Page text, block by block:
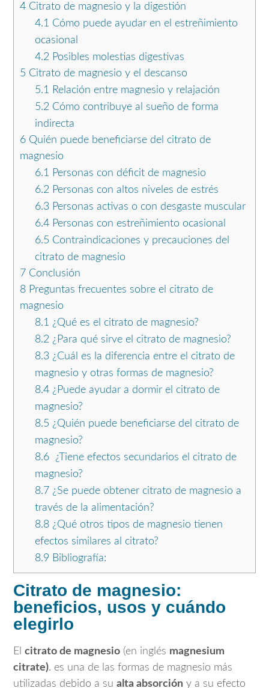
4 Citrato de magnesio y la digestión
4.1 Cómo puede ayudar en el estreñimiento
ocasional
4.2Posibles molestias digestivas
5 Citrato de magnesio y el descanso
5.1 Relación entre magnesio y relajación
5.2Cómo contribuye al sueño de forma
indirecta
6 Quién puede beneficiarse del citrato de
magnesio
6.1 Personas con déficit de magnesio
6.2Personas con altos niveles de estrés
6.3Personas activas o con desgaste muscular
6.4Personas con estreñimiento ocasional
6.5 Contraindicaciones y precauciones del
citrato de magnesio
7 Conclusión
8 Preguntas frecuentes sobre el citrato de
magnesio
8.1 ¿Qué es el citrato de magnesio?
8.2¿Para qué sirve el citrato de magnesio?
8.3¿Cuál es la diferencia entre el citrato de
magnesio y otras formas de magnesio?
8.4¿Puede ayudar a dormir el citrato de
magnesio?
8.5 ¿Quién puede beneficiarse del citrato de
magnesio?
8.6¿Tiene efectos secundarios el citrato de
magnesio?
8.7¿Se puede obtener citrato de magnesio a
través de la alimentación?
8.8¿Qué otros tipos de magnesio tienen
efectos similares al citrato?
8.9 Bibliografía:
Citrato de magnesio:
beneficios, usos y cuándo
elegirlo
El citrato de magnesio (en inglés magnesium
citrate). es una de las formas de magnesio más
utilizadas debido a su alta absorción y a su efecto